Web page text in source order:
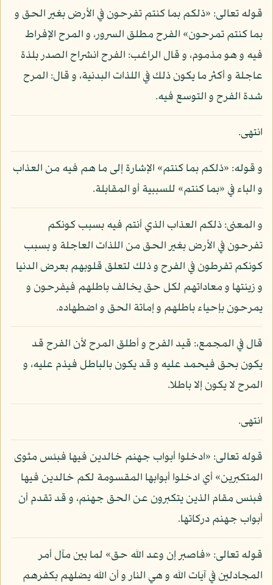
قوله تعالى: «ذلكم بما كنتم تفرحون في الأرض بغير الحق و
بما كنتم تمرحون» الفرح مطلق السرور، و المرح الإفراط
فيه و هو مذموم، و قال الراغب: الفرح انشراح الصدر بلذة
عاجلة و أكثر ما يكون ذلك في اللذات البدنية، و قال: المرح
شدة الفرح و التوسع فيه.
انتهى.
و قوله: «ذلكم بما كنتم» الإشارة إلى ما هم فيه من العذاب
و الباء في «بما كنتم» للسببية أو المقابلة.
و المعنى: ذلكم العذاب الذي أنتم فيه بسبب كونكم
تفرحون في الأرض بغير الحق من اللذات العاجلة و بسبب
كونكم تفرطون في الفرح و ذلك لتعلق قلوبهم بعرض الدنيا
و زينتها و معاداتهم لكل حق يخالف باطلهم فيفرحون و
يمرحون بإحياء باطلهم و إماتة الحق و اضطهاده.
قال في المجمع،: قيد الفرح و أطلق المرح لأن الفرح قد
يكون بحق فيحمد عليه و قد يكون بالباطل فيذم عليه، و
المرح لا يكون إلا باطلا.
انتهى.
قوله تعالى: «ادخلوا أبواب جهنم خالدين فيها فبئس مثوى
المتكبرين» أي ادخلوا أبوابها المقسومة لكم خالدين فيها
فبئس مقام الذين يتكبرون عن الحق جهنم، و قد تقدم أن
أبواب جهنم دركاتها.
قوله تعالى: «فاصبر إن وعد الله حق» لما بين مآل أمر
المجادلين في آيات الله و هي النار و أن الله يضلهم بكفرهم